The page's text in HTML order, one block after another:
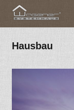
Hausbau